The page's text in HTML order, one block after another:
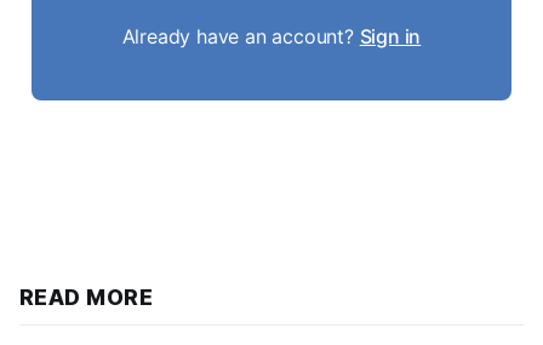
Already have an account? Sign in
READ MORE